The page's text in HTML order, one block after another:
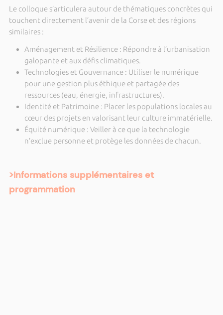
Le colloque s’articulera autour de thématiques concrètes qui
touchent directement l’avenir de la Corse et des régions
similaires :
Aménagement et Résilience : Répondre à l’urbanisation
galopante et aux défis climatiques.
Technologies et Gouvernance : Utiliser le numérique
pour une gestion plus éthique et partagée des
ressources (eau, énergie, infrastructures).
Identité et Patrimoine : Placer les populations locales au
cœur des projets en valorisant leur culture immatérielle.
Équité numérique : Veiller à ce que la technologie
n’exclue personne et protège les données de chacun.
>Informations supplémentaires et
programmation